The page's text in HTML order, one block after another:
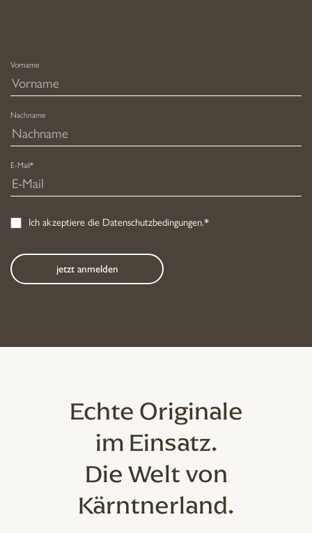
Vorname
Nachname
E-Mail*
Ich akzeptiere die Datenschutzbedingungen.*
Echte Originale
im Einsatz.
Die Welt von
Kärntnerland.